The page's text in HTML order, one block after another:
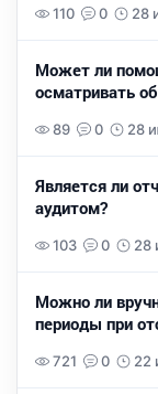
110 0 28
Может ли
осматривать
89 0 28
Является ли
аудитом?
103 0 28
Можно ли
периоды при
721 0 22